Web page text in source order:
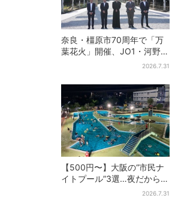
奈良・橿原市70周年で「万
葉花火」開催、JO1・河野純
喜がアンバサダーに…グルー
2026.7.31
【500円〜】大阪の“市民ナ
イトプール”3選…夜だから涼
2026.7.31